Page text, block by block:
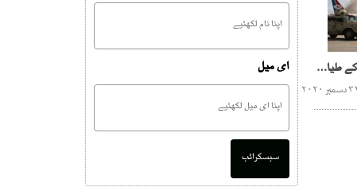
یمن ایئرپورٹ پر وزیراعظم کے طیارے پر حملہ ، 26 افراد جاں بحق ای میل
سبسکرائب